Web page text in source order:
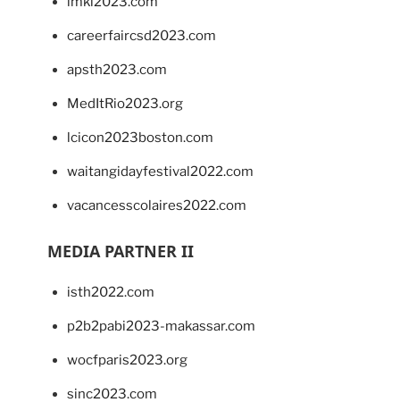
careerfaircsd2023.com
apsth2023.com
MedItRio2023.org
lcicon2023boston.com
waitangidayfestival2022.com
vacancesscolaires2022.com
MEDIA PARTNER II
isth2022.com
p2b2pabi2023-makassar.com
wocfparis2023.org
sinc2023.com